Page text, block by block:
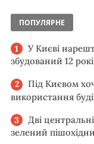
ПОПУЛЯРНЕ
У Києві
збудований 12
Під Києвом
використання
Дві
зелений